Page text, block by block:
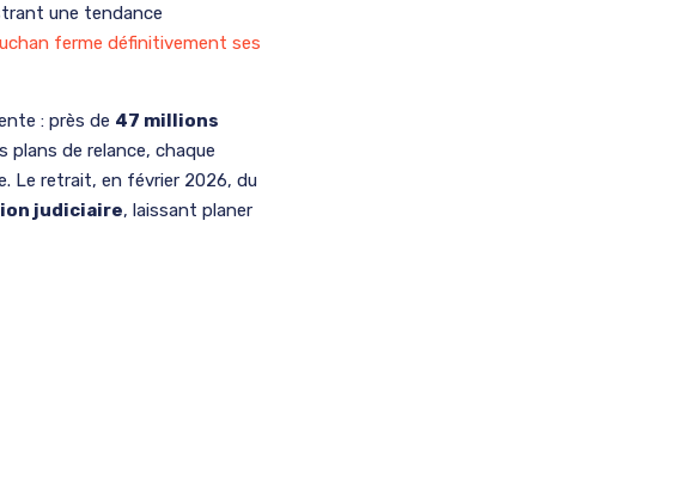
une tendance
ferme définitivement ses
: près de 47 millions
plans de relance, chaque
Le retrait, en février 2026, du
judiciaire, laissant planer